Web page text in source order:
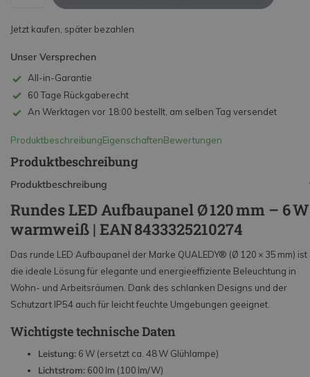
Jetzt kaufen, später bezahlen
Unser Versprechen
All-in-Garantie
60 Tage Rückgaberecht
An Werktagen vor 18:00 bestellt, am selben Tag versendet
ProduktbeschreibungEigenschaftenBewertungen
Produktbeschreibung
Produktbeschreibung
Rundes LED Aufbaupanel Ø 120 mm – 6 W
warmweiß | EAN 8433325210274
Das runde LED Aufbaupanel der Marke QUALEDY® (Ø 120 × 35 mm) ist
die ideale Lösung für elegante und energieeffiziente Beleuchtung in
Wohn- und Arbeitsräumen. Dank des schlanken Designs und der
Schutzart IP54 auch für leicht feuchte Umgebungen geeignet.
Wichtigste technische Daten
Leistung: 6 W (ersetzt ca. 48 W Glühlampe)
Lichtstrom: 600 lm (100 lm/W)